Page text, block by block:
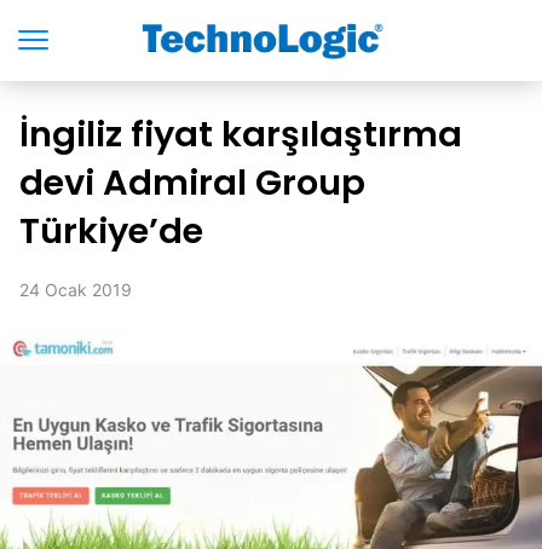
İngiliz fiyat karşılaştırma
devi Admiral Group
Türkiye’de
24 Ocak 2019